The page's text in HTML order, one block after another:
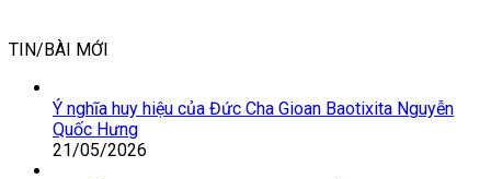
TIN/BÀI MỚI
Ý nghĩa huy hiệu của Đức Cha Gioan Baotixita Nguyễn
Quốc Hưng
21/05/2026